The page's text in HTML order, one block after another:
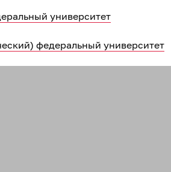
университет
федеральный университет